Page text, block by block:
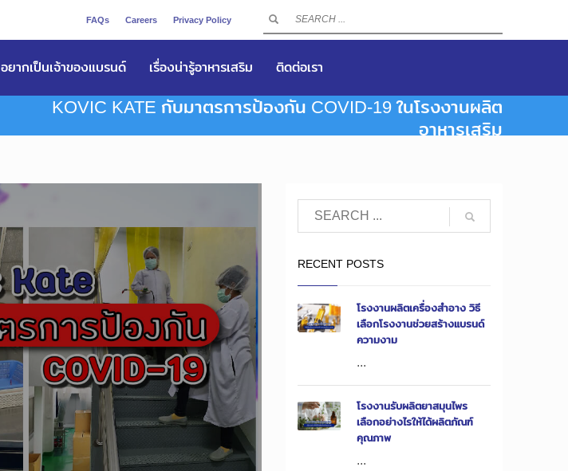
FAQs Careers Privacy Policy
อยากเป็นเจ้าของแบรนด์ เรื่องน่ารู้อาหารเสริม ติดต่อเรา
KOVIC KATE กับมาตรการป้องกัน COVID-19 ในโรงงานผลิต
อาหารเสริม
RECENT POSTS
โรงงานผลิตเครื่องสำอาง วิธี
เลือกโรงงานช่วยสร้างแบรนด์
ความงาม
...
โรงงานรับผลิตยาสมุนไพร
เลือกอย่างไรให้ได้ผลิตภัณฑ์
คุณภาพ
...